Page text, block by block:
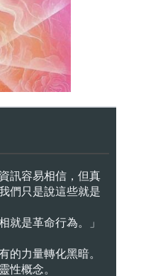
訊容易相信，但真
們只是說這些就是
就是革命行為。」
的力量轉化黑暗。
性概念。